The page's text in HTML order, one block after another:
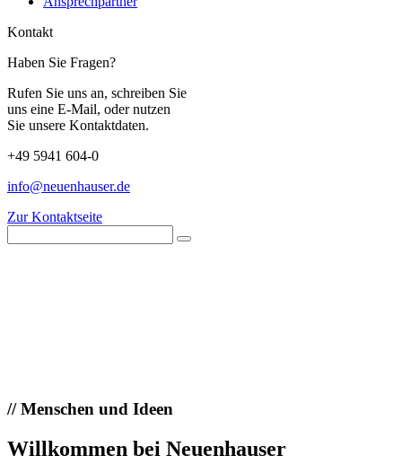
Kontakt
Haben Sie Fragen?
Rufen Sie uns an, schreiben Sie
uns eine E-Mail, oder nutzen
Sie unsere Kontaktdaten.
+49 5941 604-0
info@neuenhauser.de
Zur Kontaktseite
//Menschen und Ideen
Willkommen bei Neuenhauser